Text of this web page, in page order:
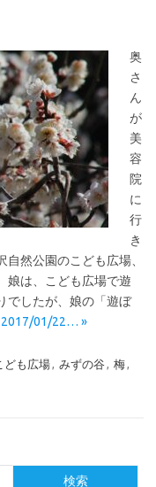
奥
さ
ん
が
美
容
院
に
行
き
然公園のこども広場、
娘は、こども広場で遊
でしたが、娘の「遊ぼ
2017/01/22… »
ども広場, みずの谷, 梅,
検索